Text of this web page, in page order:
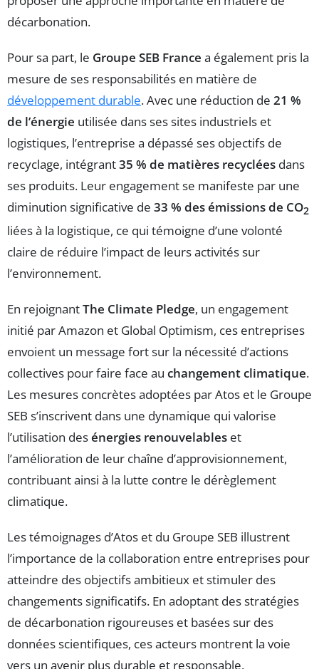
décarbonation.
Pour sa part, le Groupe SEB France a également pris la
mesure de ses responsabilités en matière de
développement durable. Avec une réduction de 21 %
de l’énergie utilisée dans ses sites industriels et
logistiques, l’entreprise a dépassé ses objectifs de
recyclage, intégrant35 % de matières recyclées dans
ses produits. Leur engagement se manifeste par une
diminution significative de 33 % des émissions de CO2
liées à la logistique, ce qui témoigne d’une volonté
claire de réduire l’impact de leurs activités sur
l’environnement.
En rejoignantThe Climate Pledge, un engagement
initié par Amazon et Global Optimism, ces entreprises
envoient un message fort sur la nécessité d’actions
collectives pour faire face au changement climatique.
Les mesures concrètes adoptées par Atos et le Groupe
SEB s’inscrivent dans une dynamique qui valorise
l’utilisation desénergies renouvelables et
l’amélioration de leur chaîne d’approvisionnement,
contribuant ainsi à la lutte contre le dérèglement
climatique.
Les témoignages d’Atos et du Groupe SEB illustrent
l’importance de la collaboration entre entreprises pour
atteindre des objectifs ambitieux et stimuler des
changements significatifs. En adoptant des stratégies
de décarbonation rigoureuses et basées sur des
données scientifiques, ces acteurs montrent la voie
vers un avenir plus durable et responsable.